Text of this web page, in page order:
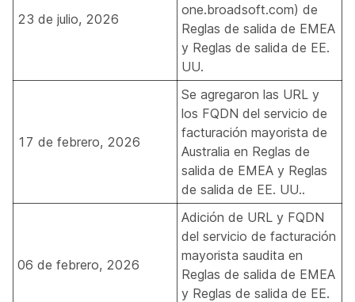
23 de julio, 2026
one.broadsoft.com) de
Reglas de salida de EMEA
y Reglas de salida de EE.
UU.
17 de febrero, 2026
Se agregaron las URL y
los FQDN del servicio de
facturación mayorista de
Australia en Reglas de
salida de EMEA y Reglas
de salida de EE. UU..
06 de febrero, 2026
Adición de URL y FQDN
del servicio de facturación
mayorista saudita en
Reglas de salida de EMEA
y Reglas de salida de EE.